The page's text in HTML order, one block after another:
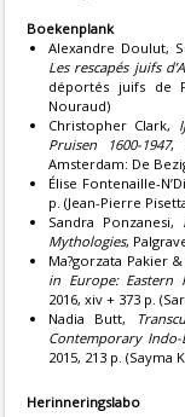
Boekenplank
Alexandre Doulut,
Les rescapés juifs
déportés juifs de
Nouraud)
Christopher Clark,
Pruisen 1600-1947,
Amsterdam: De
Élise Fontenaille-
p. (Jean-Pierre
Sandra Ponzanesi,
Mythologies,
Ma?gorzata Pakier
in Europe: Eastern
2016, xiv + 373 p.
Nadia Butt,
Contemporary Indo-
2015, 213 p. (Sayma
Herinneringslabo